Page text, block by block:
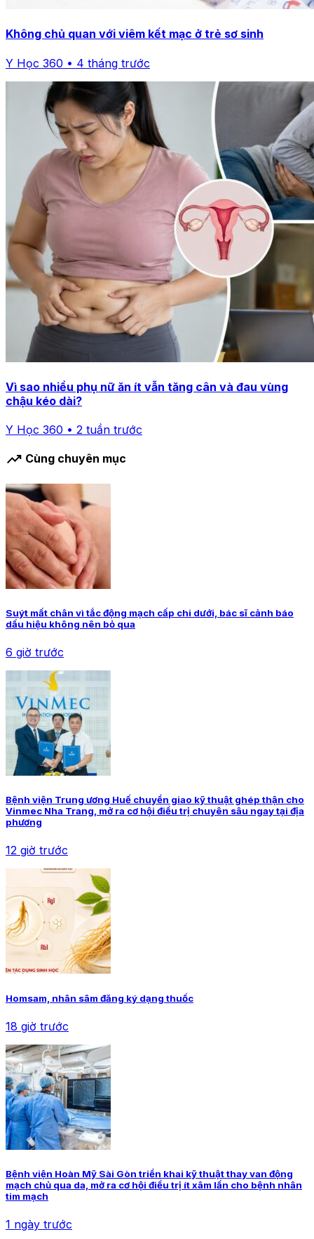
Không chủ quan với viêm kết mạc ở trẻ sơ sinh
Y Học 360 • 4 tháng trước
Vì sao nhiều phụ nữ ăn ít vẫn tăng cân và đau vùng
chậu kéo dài?
Y Học 360 • 2 tuần trước
trending_up Cùng chuyên mục
Suýt mất chân vì tắc động mạch cấp chi dưới, bác sĩ cảnh báo
dấu hiệu không nên bỏ qua
6 giờ trước
Bệnh viện Trung ương Huế chuyển giao kỹ thuật ghép thận cho
Vinmec Nha Trang, mở ra cơ hội điều trị chuyên sâu ngay tại địa
phương
12 giờ trước
Homsam, nhân sâm đăng ký dạng thuốc
18 giờ trước
Bệnh viện Hoàn Mỹ Sài Gòn triển khai kỹ thuật thay van động
mạch chủ qua da, mở ra cơ hội điều trị ít xâm lấn cho bệnh nhân
tim mạch
1 ngày trước